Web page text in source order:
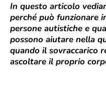
In questo articolo
perché può funzionare
persone autistiche e
possono aiutare nella
quando il sovraccarico
ascoltare il proprio